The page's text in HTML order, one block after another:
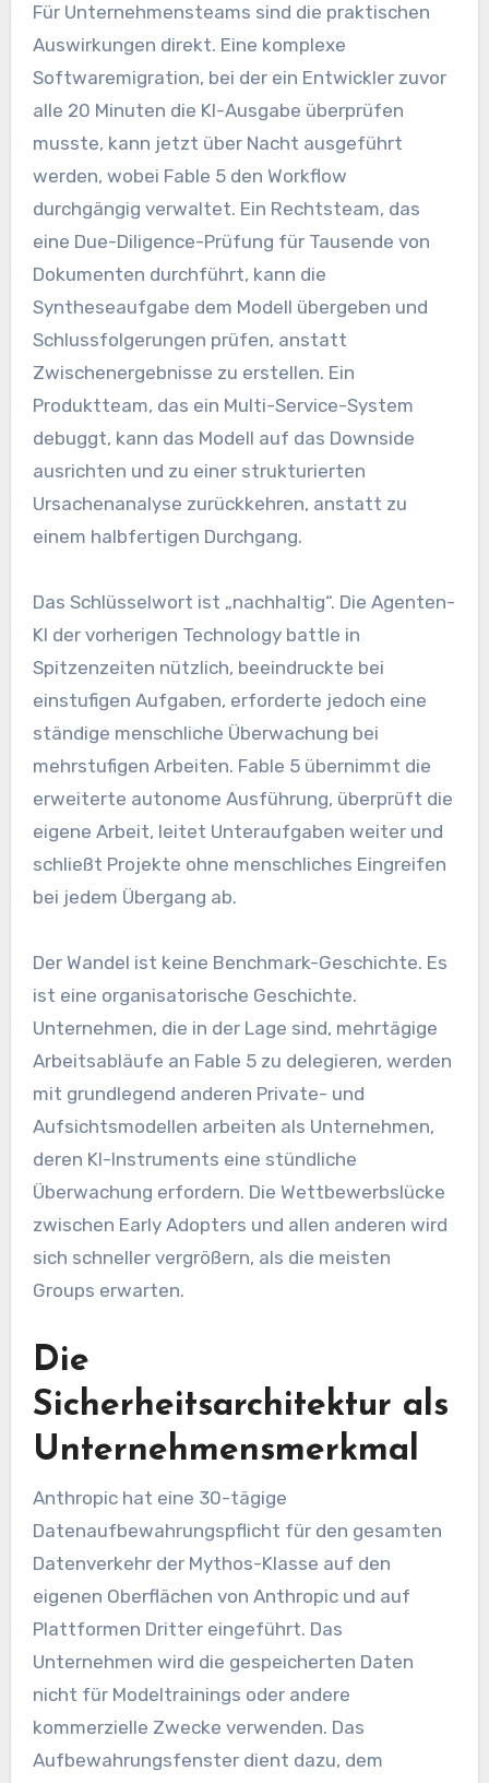
Für Unternehmensteams sind die praktischen
Auswirkungen direkt. Eine komplexe
Softwaremigration, bei der ein Entwickler zuvor
alle 20 Minuten die KI-Ausgabe überprüfen
musste, kann jetzt über Nacht ausgeführt
werden, wobei Fable 5 den Workflow
durchgängig verwaltet. Ein Rechtsteam, das
eine Due-Diligence-Prüfung für Tausende von
Dokumenten durchführt, kann die
Syntheseaufgabe dem Modell übergeben und
Schlussfolgerungen prüfen, anstatt
Zwischenergebnisse zu erstellen. Ein
Produktteam, das ein Multi-Service-System
debuggt, kann das Modell auf das Downside
ausrichten und zu einer strukturierten
Ursachenanalyse zurückkehren, anstatt zu
einem halbfertigen Durchgang.
Das Schlüsselwort ist „nachhaltig“. Die Agenten-
KI der vorherigen Technology battle in
Spitzenzeiten nützlich, beeindruckte bei
einstufigen Aufgaben, erforderte jedoch eine
ständige menschliche Überwachung bei
mehrstufigen Arbeiten. Fable 5 übernimmt die
erweiterte autonome Ausführung, überprüft die
eigene Arbeit, leitet Unteraufgaben weiter und
schließt Projekte ohne menschliches Eingreifen
bei jedem Übergang ab.
Der Wandel ist keine Benchmark-Geschichte. Es
ist eine organisatorische Geschichte.
Unternehmen, die in der Lage sind, mehrtägige
Arbeitsabläufe an Fable 5 zu delegieren, werden
mit grundlegend anderen Private- und
Aufsichtsmodellen arbeiten als Unternehmen,
deren KI-Instruments eine stündliche
Überwachung erfordern. Die Wettbewerbslücke
zwischen Early Adopters und allen anderen wird
sich schneller vergrößern, als die meisten
Groups erwarten.
Die
Sicherheitsarchitektur als
Unternehmensmerkmal
Anthropic hat eine 30-tägige
Datenaufbewahrungspflicht für den gesamten
Datenverkehr der Mythos-Klasse auf den
eigenen Oberflächen von Anthropic und auf
Plattformen Dritter eingeführt. Das
Unternehmen wird die gespeicherten Daten
nicht für Modeltrainings oder andere
kommerzielle Zwecke verwenden. Das
Aufbewahrungsfenster dient dazu, dem